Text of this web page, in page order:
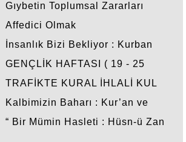
Gıybetin Toplumsal Zararları
Affedici Olmak
İnsanlık Bizi Bekliyor : Kurban
GENÇLİK HAFTASI ( 19 - 25
TRAFİKTE KURAL İHLALİ KUL
Kalbimizin Baharı : Kur’an ve
“ Bir Mümin Hasleti : Hüsn-ü Zan